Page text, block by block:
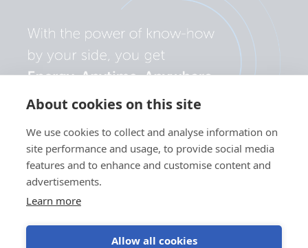
About cookies on this site
We use cookies to collect and analyse information on
site performance and usage, to provide social media
features and to enhance and customise content and
advertisements.
Learn more
Allow all cookies